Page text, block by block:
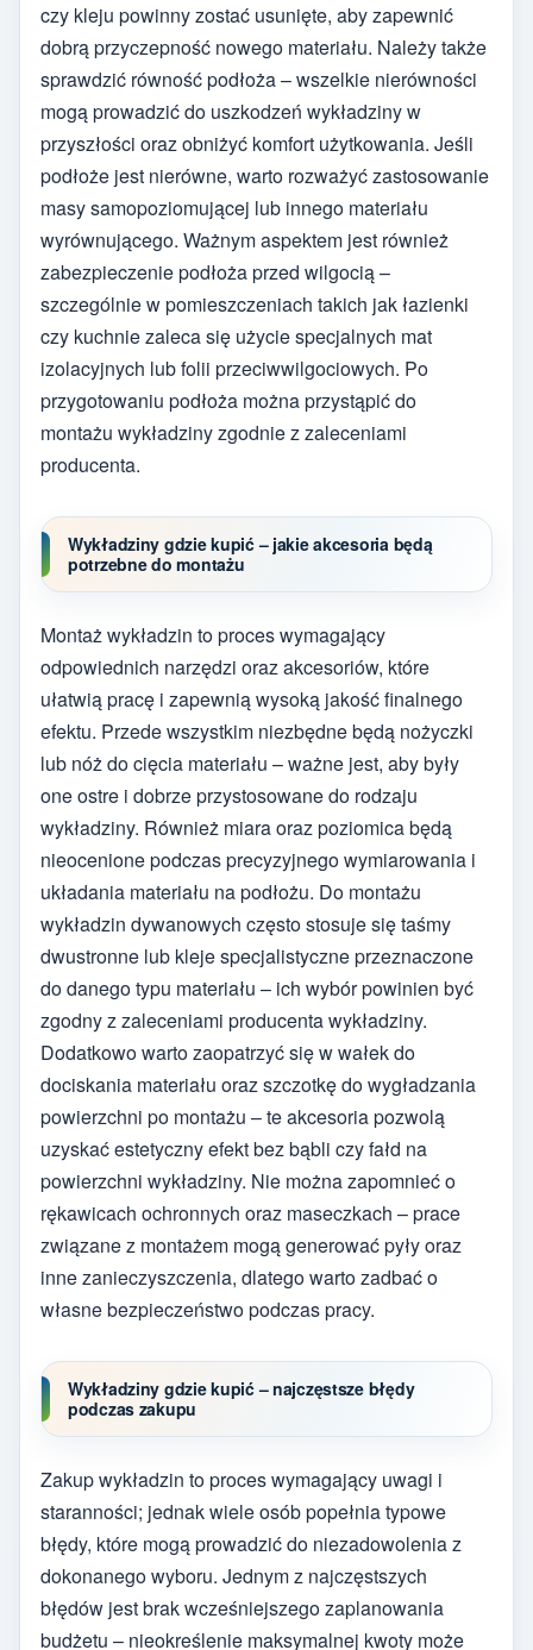
czy kleju powinny zostać usunięte, aby zapewnić
dobrą przyczepność nowego materiału. Należy także
sprawdzić równość podłoża – wszelkie nierówności
mogą prowadzić do uszkodzeń wykładziny w
przyszłości oraz obniżyć komfort użytkowania. Jeśli
podłoże jest nierówne, warto rozważyć zastosowanie
masy samopoziomującej lub innego materiału
wyrównującego. Ważnym aspektem jest również
zabezpieczenie podłoża przed wilgocią –
szczególnie w pomieszczeniach takich jak łazienki
czy kuchnie zaleca się użycie specjalnych mat
izolacyjnych lub folii przeciwwilgociowych. Po
przygotowaniu podłoża można przystąpić do
montażu wykładziny zgodnie z zaleceniami
producenta.
Wykładziny gdzie kupić – jakie akcesoria będą
potrzebne do montażu
Montaż wykładzin to proces wymagający
odpowiednich narzędzi oraz akcesoriów, które
ułatwią pracę i zapewnią wysoką jakość finalnego
efektu. Przede wszystkim niezbędne będą nożyczki
lub nóż do cięcia materiału – ważne jest, aby były
one ostre i dobrze przystosowane do rodzaju
wykładziny. Również miara oraz poziomica będą
nieocenione podczas precyzyjnego wymiarowania i
układania materiału na podłożu. Do montażu
wykładzin dywanowych często stosuje się taśmy
dwustronne lub kleje specjalistyczne przeznaczone
do danego typu materiału – ich wybór powinien być
zgodny z zaleceniami producenta wykładziny.
Dodatkowo warto zaopatrzyć się w wałek do
dociskania materiału oraz szczotkę do wygładzania
powierzchni po montażu – te akcesoria pozwolą
uzyskać estetyczny efekt bez bąbli czy fałd na
powierzchni wykładziny. Nie można zapomnieć o
rękawicach ochronnych oraz maseczkach – prace
związane z montażem mogą generować pyły oraz
inne zanieczyszczenia, dlatego warto zadbać o
własne bezpieczeństwo podczas pracy.
Wykładziny gdzie kupić – najczęstsze błędy
podczas zakupu
Zakup wykładzin to proces wymagający uwagi i
staranności; jednak wiele osób popełnia typowe
błędy, które mogą prowadzić do niezadowolenia z
dokonanego wyboru. Jednym z najczęstszych
błędów jest brak wcześniejszego zaplanowania
budżetu – nieokreślenie maksymalnej kwoty może